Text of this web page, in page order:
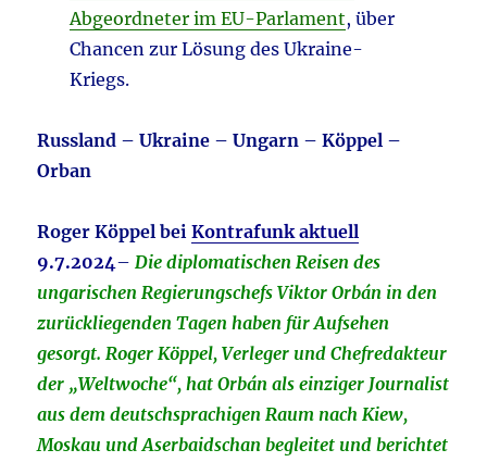
Abgeordneter im EU-Parlament, über
Chancen zur Lösung des Ukraine-
Kriegs.
Russland – Ukraine – Ungarn – Köppel –
Orban
Roger Köppel beiKontrafunk aktuell
9.7.2024– Die diplomatischen Reisen des
ungarischen Regierungschefs Viktor Orbán in den
zurückliegenden Tagen haben für Aufsehen
gesorgt. Roger Köppel, Verleger und Chefredakteur
der „Weltwoche“, hat Orbán als einziger Journalist
aus dem deutschsprachigen Raum nach Kiew,
Moskau und Aserbaidschan begleitet und berichtet